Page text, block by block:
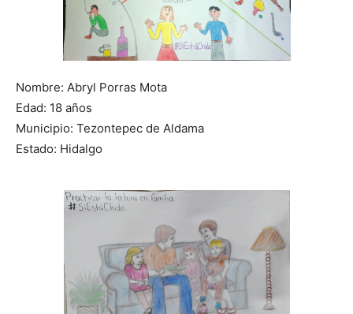
Nombre: Abryl Porras Mota
Edad: 18 años
Municipio: Tezontepec de Aldama
Estado: Hidalgo